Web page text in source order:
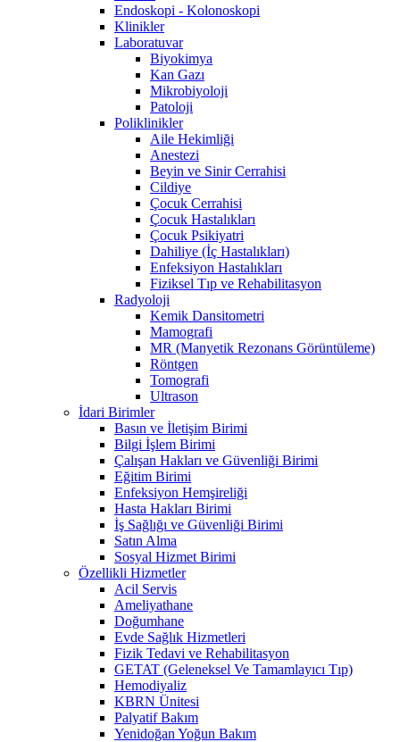
Endoskopi - Kolonoskopi
Klinikler
Laboratuvar
Biyokimya
Kan Gazı
Mikrobiyoloji
Patoloji
Poliklinikler
Aile Hekimliği
Anestezi
Beyin ve Sinir Cerrahisi
Cildiye
Çocuk Cerrahisi
Çocuk Hastalıkları
Çocuk Psikiyatri
Dahiliye (İç Hastalıkları)
Enfeksiyon Hastalıkları
Fiziksel Tıp ve Rehabilitasyon
Radyoloji
Kemik Dansitometri
Mamografi
MR (Manyetik Rezonans Görüntüleme)
Röntgen
Tomografi
Ultrason
İdari Birimler
Basın ve İletişim Birimi
Bilgi İşlem Birimi
Çalışan Hakları ve Güvenliği Birimi
Eğitim Birimi
Enfeksiyon Hemşireliği
Hasta Hakları Birimi
İş Sağlığı ve Güvenliği Birimi
Satın Alma
Sosyal Hizmet Birimi
Özellikli Hizmetler
Acil Servis
Ameliyathane
Doğumhane
Evde Sağlık Hizmetleri
Fizik Tedavi ve Rehabilitasyon
GETAT (Geleneksel Ve Tamamlayıcı Tıp)
Hemodiyaliz
KBRN Ünitesi
Palyatif Bakım
Yenidoğan Yoğun Bakım